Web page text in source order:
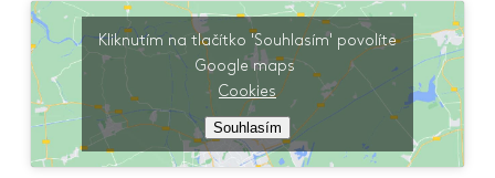
Kliknutím na tlačítko 'Souhlasím' povolíte
Google maps
Cookies
Souhlasím